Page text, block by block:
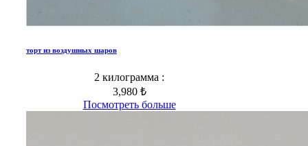
торт из воздушных шаров
2 килограмма :
3,980 ₺
Посмотреть больше